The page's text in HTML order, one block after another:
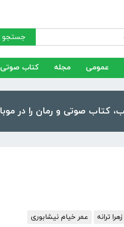
جستجو
عمومی مجله کتاب صوتی
زهرا ترانه عمر خیام نیشابوری